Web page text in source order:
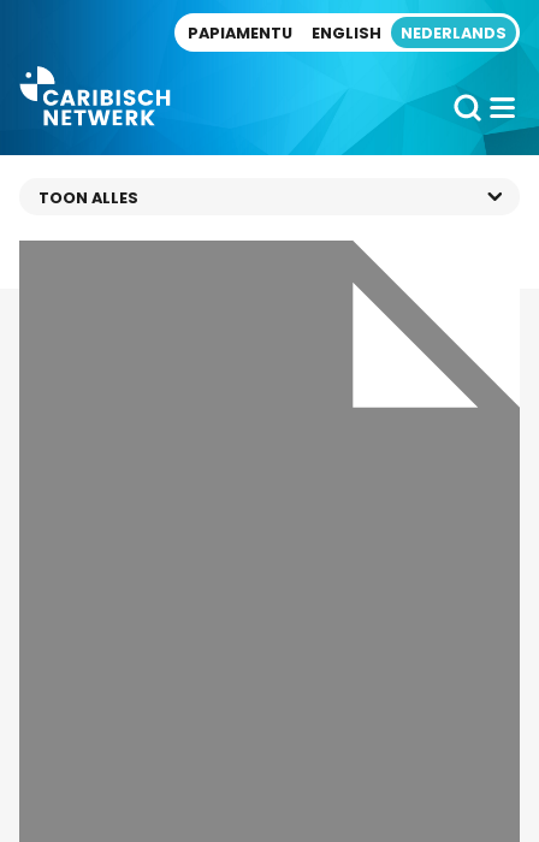
PAPIAMENTU ENGLISH NEDERLANDS